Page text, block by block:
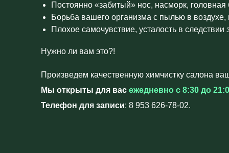
Постоянно «забитый» нос, насморк,
Борьба вашего организма с пылью в
Плохое самочувствие, усталость в
Нужно ли вам это?!
Произведем качественную химчистку салона
Мы открыты для вас ежедневно с 8:30 до
Телефон для записи: 8 953 626-78-02.